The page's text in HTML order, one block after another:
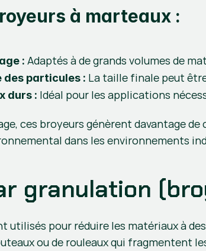
à marteaux :
: Adaptés à de grands volumes de
des particules : La taille finale peut
durs : Idéal pour les applications
ces broyeurs génèrent davantage
dans les environnements
granulation
utilisés pour réduire les matériaux à
ou de rouleaux qui fragmentent